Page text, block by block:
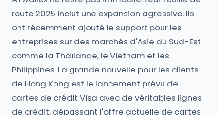
route 2025 inclut une expansion agressive. Ils
ont récemment ajouté le support pour les
entreprises sur des marchés d'Asie du Sud-Est
comme la Thaïlande, le Vietnam et les
Philippines. La grande nouvelle pour les clients
de Hong Kong est le lancement prévu de
cartes de crédit Visa avec de véritables lignes
de crédit, dépassant l'offre actuelle de cartes